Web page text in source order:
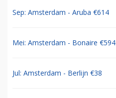
Sep: Amsterdam - Aruba €614
Mei: Amsterdam - Bonaire €594
Jul: Amsterdam - Berlijn €38